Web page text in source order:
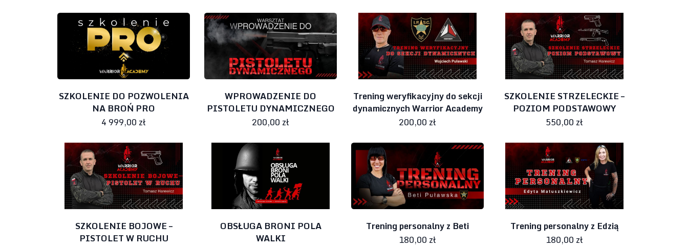
SZKOLENIE DO POZWOLENIA
NA BROŃ PRO
4 999,00 zł
WPROWADZENIE DO
PISTOLETU DYNAMICZNEGO
200,00 zł
Trening weryfikacyjny do sekcji
dynamicznych Warrior Academy
200,00 zł
SZKOLENIE STRZELECKIE –
POZIOM PODSTAWOWY
550,00 zł
SZKOLENIE BOJOWE –
PISTOLET W RUCHU
OBSŁUGA BRONI POLA
WALKI
Trening personalny z Beti
180,00 zł
Trening personalny z Edzią
180,00 zł